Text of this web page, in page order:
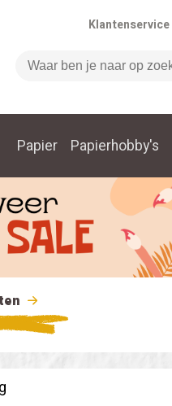
Klantenservice
Papier Papierhobby's